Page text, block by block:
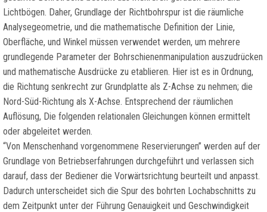
Lichtbögen. Daher, Grundlage der Richtbohrspur ist die räumliche
Analysegeometrie, und die mathematische Definition der Linie,
Oberfläche, und Winkel müssen verwendet werden, um mehrere
grundlegende Parameter der Bohrschienenmanipulation auszudrücken
und mathematische Ausdrücke zu etablieren. Hier ist es in Ordnung,
die Richtung senkrecht zur Grundplatte als Z-Achse zu nehmen; die
Nord-Süd-Richtung als X-Achse. Entsprechend der räumlichen
Auflösung, Die folgenden relationalen Gleichungen können ermittelt
oder abgeleitet werden.
“Von Menschenhand vorgenommene Reservierungen” werden auf der
Grundlage von Betriebserfahrungen durchgeführt und verlassen sich
darauf, dass der Bediener die Vorwärtsrichtung beurteilt und anpasst.
Dadurch unterscheidet sich die Spur des bohrten Lochabschnitts zu
dem Zeitpunkt unter der Führung Genauigkeit und Geschwindigkeit